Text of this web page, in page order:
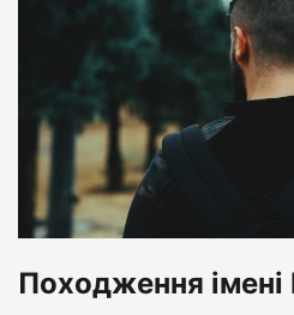
Походження імені